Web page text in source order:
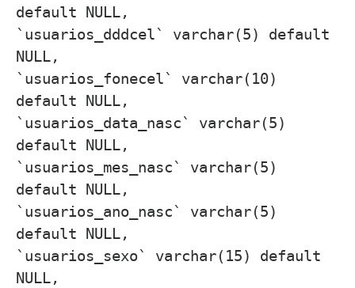
default NULL,
`usuarios_dddcel` varchar(5) default
NULL,
`usuarios_fonecel` varchar(10)
default NULL,
`usuarios_data_nasc` varchar(5)
default NULL,
`usuarios_mes_nasc` varchar(5)
default NULL,
`usuarios_ano_nasc` varchar(5)
default NULL,
`usuarios_sexo` varchar(15) default
NULL,